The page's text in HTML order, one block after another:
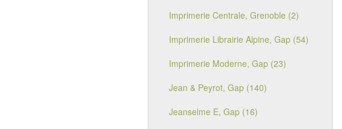
Imprimerie Centrale, Grenoble (2)
Imprimerie Librairie Alpine, Gap (54)
Imprimerie Moderne, Gap (23)
Jean & Peyrot, Gap (140)
Jeanselme E, Gap (16)